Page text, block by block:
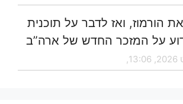
הורמוז, ואז לדבר על תוכנית
על המזכר החדש של ארה”ב